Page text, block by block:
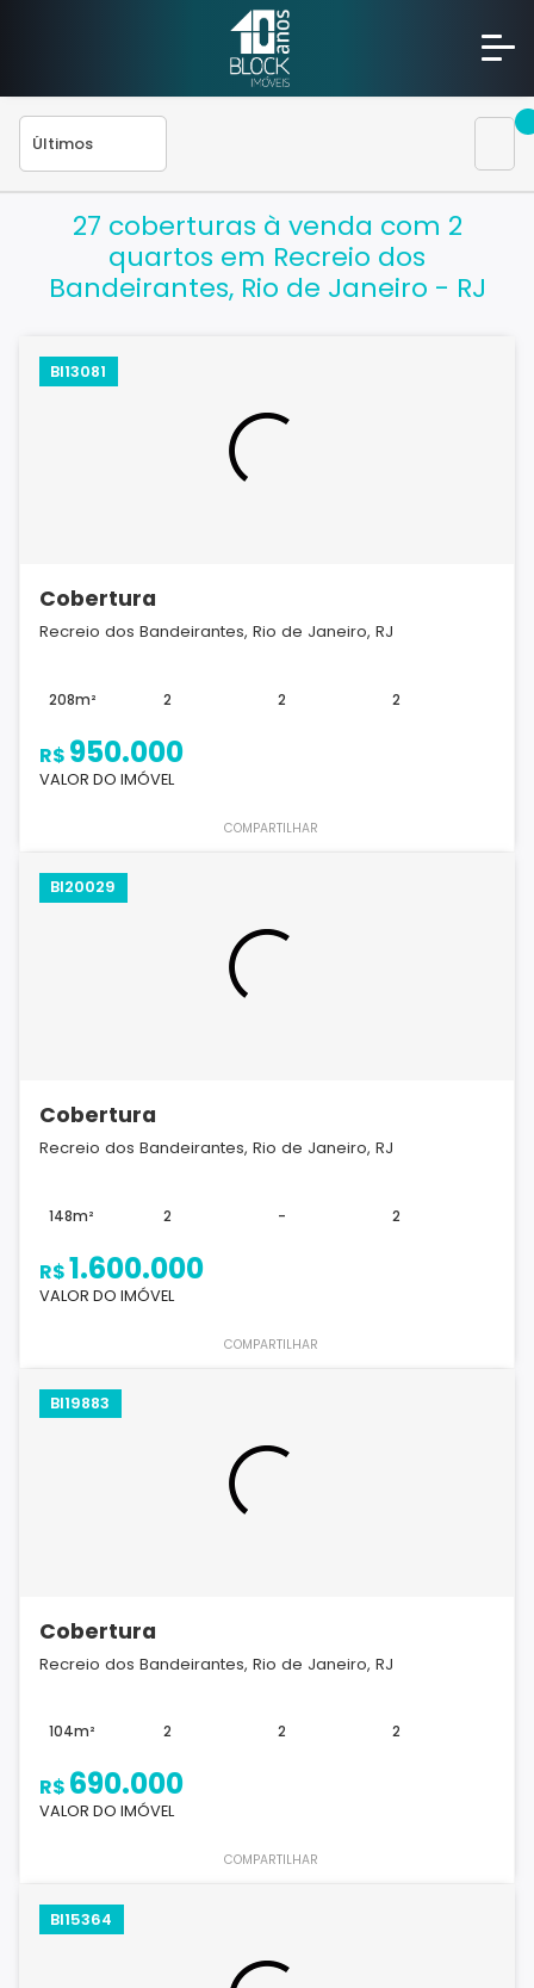
27 coberturas à venda com 2
quartos em Recreio dos
Bandeirantes, Rio de Janeiro - RJ
BI13081
Cobertura
Recreio dos Bandeirantes, Rio de Janeiro, RJ
208m² 2 2 2
R$ 950.000
VALOR DO IMÓVEL
COMPARTILHAR
BI20029
Cobertura
Recreio dos Bandeirantes, Rio de Janeiro, RJ
148m² 2 - 2
R$1.600.000
VALOR DO IMÓVEL
COMPARTILHAR
BI19883
Cobertura
Recreio dos Bandeirantes, Rio de Janeiro, RJ
104m² 2 2 2
R$ 690.000
VALOR DO IMÓVEL
COMPARTILHAR
BI15364